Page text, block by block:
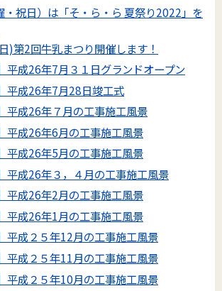
祝日）は「そ・ら・ら 夏祭り2022」を
)第2回牛乳まつり開催します！
平成26年7月３１日グランドオープン
平成26年7月28日竣工式
平成26年７月の工事施工風景
平成26年6月の工事施工風景
平成26年5月の工事施工風景
平成26年３，４月の工事施工風景
平成26年2月の工事施工風景
平成26年1月の工事施工風景
平成２５年12月の工事施工風景
平成２５年11月の工事施工風景
平成２５年10月の工事施工風景